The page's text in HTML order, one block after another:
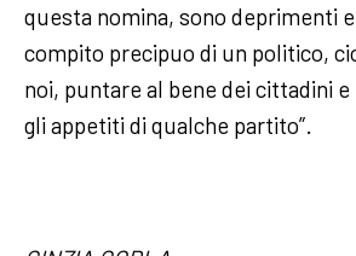
questa nomina, sono deprimenti
compito precipuo di un politico,
noi, puntare al bene dei cittadini
gli appetiti di qualche partito”.